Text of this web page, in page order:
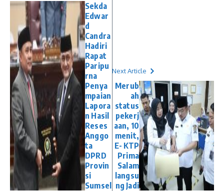
Sekda
Edwar
d
Candra
Hadiri
Rapat
Paripu
rna
Penya
mpaian
Lapora
n Hasil
Reses
Anggo
ta
DPRD
Provin
si
Sumsel
Next Article
Merub
ah
status
pekerj
aan, 10
menit,
E- KTP
Prima
Salam
langsu
ng Jadi